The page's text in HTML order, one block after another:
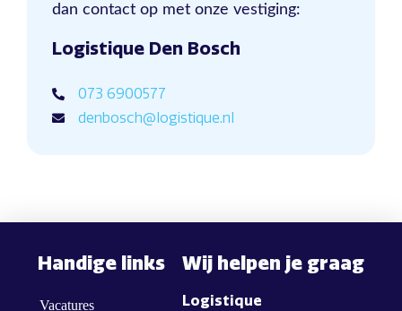
dan contact op met onze vestiging:
Logistique Den Bosch
073 6900577
denbosch@logistique.nl
Handige links
Vacatures
Wij helpen je graag
Logistique